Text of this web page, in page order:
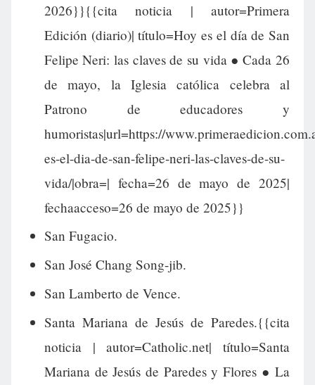
2026}}{{cita noticia | autor=Primera
Edición (diario)| título=Hoy es el día de San
Felipe Neri: las claves de su vida ● Cada 26
de mayo, la Iglesia católica celebra al
Patrono de educadores y
humoristas|url=https://
es-el-dia-de-san-felipe-neri-las-claves-de-su-
vida/|obra=| fecha=26 de mayo de 2025|
fechaacceso=26 de mayo de 2025}}
San Fugacio.
San José Chang Song-jib.
San Lamberto de Vence.
Santa Mariana de Jesús de Paredes.{{cita
noticia | autor=Catholic.net| título=Santa
Mariana de Jesús de Paredes y Flores ● La